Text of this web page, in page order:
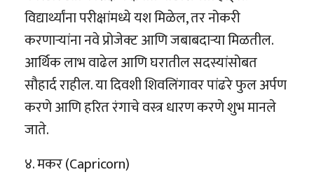
विद्यार्थ्यांना परीक्षांमध्ये यश मिळेल, तर नोकरी
करणाऱ्यांना नवे प्रोजेक्ट आणि जबाबदाऱ्या मिळतील.
आर्थिक लाभ वाढेल आणि घरातील सदस्यांसोबत
सौहार्द राहील. या दिवशी शिवलिंगावर पांढरे फुल अर्पण
करणे आणि हरित रंगाचे वस्त्र धारण करणे शुभ मानले
जाते.
४. मकर (Capricorn)